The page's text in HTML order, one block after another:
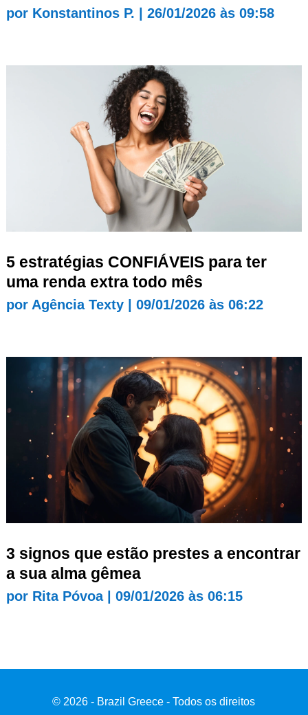
por Konstantinos P. 26/01/2026 às 09:58
5 estratégias CONFIÁVEIS para ter
uma renda extra todo mês
por Agência Texty| 09/01/2026 às 06:22
3 signos que estão prestes a encontrar
a sua alma gêmea
por Rita Póvoa| 09/01/2026 às 06:15
© 2026 - Brazil Greece - Todos os direitos